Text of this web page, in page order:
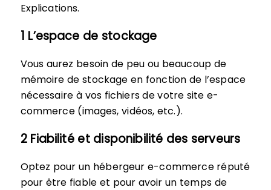
Explications.
1 L’espace de stockage
Vous aurez besoin de peu ou beaucoup de
mémoire de stockage en fonction de l’espace
nécessaire à vos fichiers de votre site e-
commerce (images, vidéos, etc.).
2 Fiabilité et disponibilité des serveurs
Optez pour un hébergeur e-commerce réputé
pour être fiable et pour avoir un temps de